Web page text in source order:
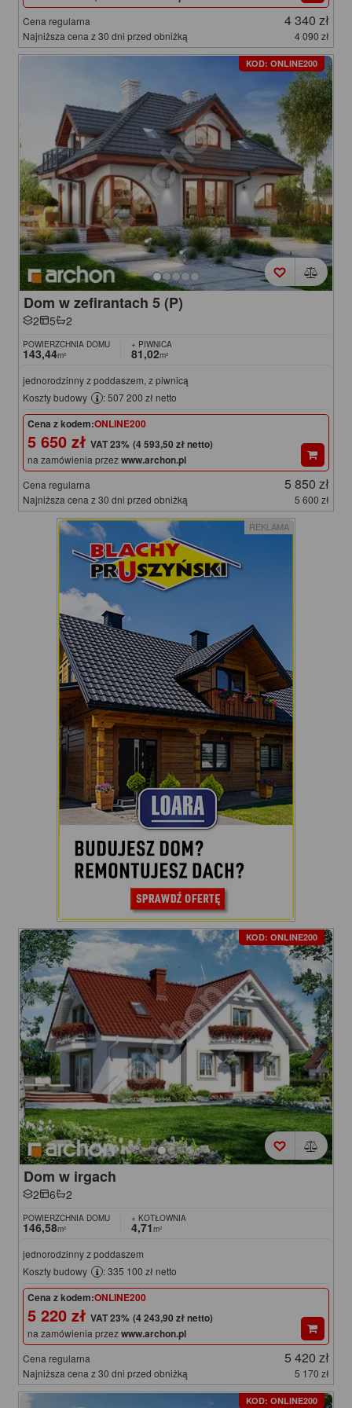
Cena regularna 4 340 zł
Najniższa cena z 30 dni przed obniżką 4 090 zł
KOD: ONLINE200
Dom w zefirantach 5 (P)
2 5 2
POWIERZCHNIA DOMU
143,44m²
+ PIWNICA
81,02m²
jednorodzinny z poddaszem, z piwnicą
Koszty budowy
: 507 200 zł netto
Cena z kodem:ONLINE200
5 650 zł (4 593,50 zł netto)
na zamówienia przezwww.archon.pl
Cena regularna 5 850 zł
Najniższa cena z 30 dni przed obniżką 5 600 zł
REKLAMA
KOD: ONLINE200
Dom w irgach
2 6 2
POWIERZCHNIA DOMU
146,58m²
+ KOTŁOWNIA
4,71m²
jednorodzinny z poddaszem
Koszty budowy
: 335 100 zł netto
Cena z kodem:ONLINE200
5 220 zł (4 243,90 zł netto)
na zamówienia przezwww.archon.pl
Cena regularna 5 420 zł
Najniższa cena z 30 dni przed obniżką 5 170 zł
KOD: ONLINE200